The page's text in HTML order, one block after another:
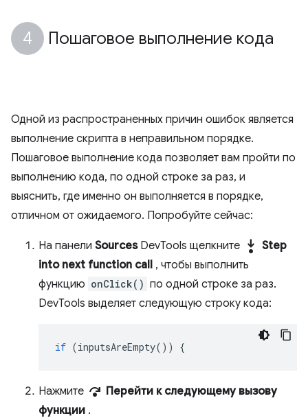
Пошаговое выполнение кода
Одной из распространенных причин ошибок является
выполнение скрипта в неправильном порядке.
Пошаговое выполнение кода позволяет вам пройти по
выполнению кода, по одной строке за раз, и
выяснить, где именно он выполняется в порядке,
отличном от ожидаемого. Попробуйте сейчас:
На панели SourcesDevTools щелкните step_into Step
into next function call , чтобы выполнить
функцию onClick() по одной строке за раз.
DevTools выделяет следующую строку кода:
if (inputsAreEmpty()) {
Нажмите step_over Перейти к следующему вызову
функции .